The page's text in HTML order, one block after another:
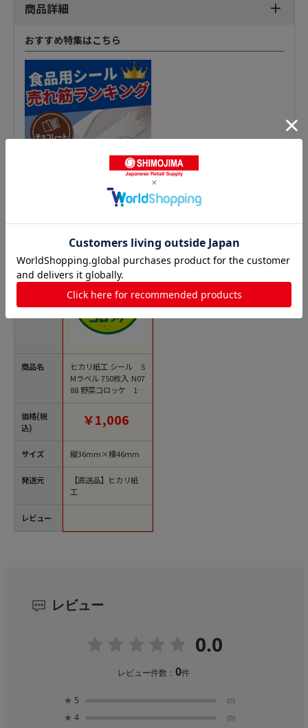
商品詳細
おすすめ特集はこちら
惣菜シールの人気商品との比較
商品名
価格(税
込)
サイズ
発送元
レビュー
ヒカリ紙工 シール S
Mラベル 750枚入 N07
88 野菜コロッケ 1袋
（ご注文単位1袋）
￥1,006
縦36mm×横46mm
【直送品】ヒカリ紙
工
レビュー
0.0
レビュー件数：0件
★ 5 (0)
★ 4 (0)